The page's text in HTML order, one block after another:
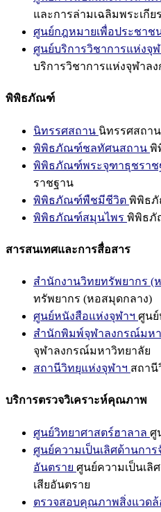
และการล่ามเฉลิมพระเกีย
ศูนย์กฎหมายเพื่อประชาช
ศูนย์บริการวิชาการแห่งจุ
บริการวิชาการแห่งจุฬาล
พิพิธภัณฑ์
นิทรรศสถาน นิทรรศสถาน
พิพิธภัณฑ์ชลทัศนสถาน พิ
พิพิธภัณฑ์พระจุฑาธุชราช
ราชฐาน
พิพิธภัณฑ์พืชมีชีวิต พิพิธ
พิพิธภัณฑ์สมุนไพร พิพิธภั
สารสนเทศและการสื่อสาร
สำนักงานวิทยทรัพยากร (
ทรัพยากร (หอสมุดกลาง)
ศูนย์หนังสือแห่งจุฬาฯ ศูนย์
สำนักพิมพ์จุฬาลงกรณ์มห
จุฬาลงกรณ์มหาวิทยาลัย
สถานีวิทยุแห่งจุฬาฯ สถานี
บริการตรวจวิเคราะห์คุณภาพ
ศูนย์วิทยาศาสตร์ฮาลาล ศู
ศูนย์ความเป็นเลิศด้านการ
อันตราย ศูนย์ความเป็นเลิ
เสียอันตราย
ตรวจสอบคุณภาพสิ่งแวดล้